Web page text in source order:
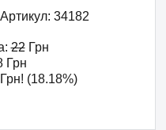
Артикул: 34182
22Грн
Грн
Грн! (18.18%)